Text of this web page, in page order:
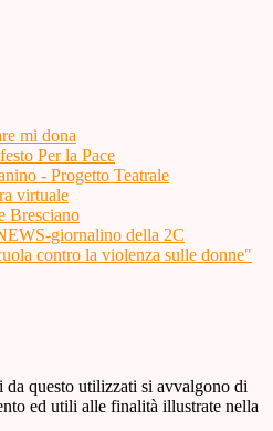
mi dona
Per la Pace
- Progetto Teatrale
virtuale
Bresciano
giornalino della 2C
contro la violenza sulle donne"
questo utilizzati si avvalgono di
ed utili alle finalità illustrate nella